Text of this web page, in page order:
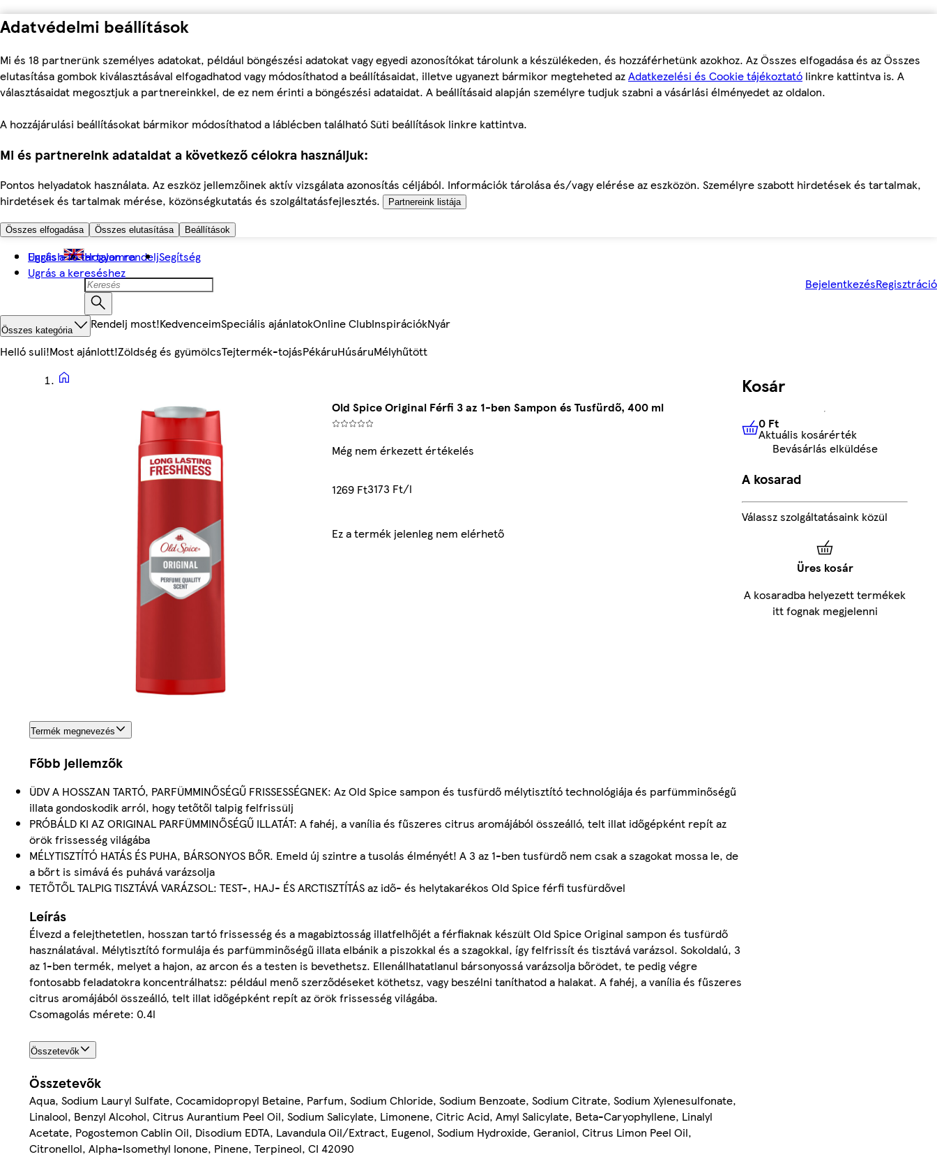
Adatvédelmi beállítások
Mi és 18 partnerünk személyes adatokat, például böngészési adatokat vagy egyedi azonosítókat tárolunk a készülékeden, és hozzáférhetünk azokhoz. Az Összes elfogadása és az Összes
elutasítása gombok kiválasztásával elfogadhatod vagy módosíthatod a beállításaidat, illetve ugyanezt bármikor megteheted azAdatkezelési és Cookie tájékoztató linkre kattintva is. A
választásaidat megosztjuk a partnereinkkel, de ez nem érinti a böngészési adataidat. A beállításaid alapján személyre tudjuk szabni a vásárlási élményedet az oldalon.
A hozzájárulási beállításokat bármikor módosíthatod a láblécben található Süti beállítások linkre kattintva.
Mi és partnereink adataidat a következő célokra használjuk:
Pontos helyadatok használata. Az eszköz jellemzőinek aktív vizsgálata azonosítás céljából. Információk tárolása és/vagy elérése az eszközön. Személyre szabott hirdetések és tartalmak,
hirdetések és tartalmak mérése, közönségkutatás és szolgáltatásfejlesztés.
Partnereink listája
Összes elfogadása Összes elutasítása Beállítások
Ugrás a fő tartalomra
Ugrás a kereséshez
English Hogyan rendeljSegítség
BejelentkezésRegisztráció
Összes kategória Rendelj most!KedvenceimSpeciális ajánlatokOnline ClubInspirációkNyár
Helló suli!Most ajánlott!Zöldség és gyümölcsTejtermék-tojásPékáruHúsáruMélyhűtött
Old Spice Original Férfi 3 az 1-ben Sampon és Tusfürdő, 400 ml
Még nem érkezett értékelés
1269 Ft3173 Ft/l
Ez a termék jelenleg nem elérhető
Termék megnevezés
Főbb jellemzők
ÜDV A HOSSZAN TARTÓ, PARFÜMMINŐSÉGŰ FRISSESSÉGNEK: Az Old Spice sampon és tusfürdő mélytisztító technológiája és parfümminőségű
illata gondoskodik arról, hogy tetőtől talpig felfrissülj
PRÓBÁLD KI AZ ORIGINAL PARFÜMMINŐSÉGŰ ILLATÁT: A fahéj, a vanília és fűszeres citrus aromájából összeálló, telt illat időgépként repít az
örök frissesség világába
MÉLYTISZTÍTÓ HATÁS ÉS PUHA, BÁRSONYOS BŐR. Emeld új szintre a tusolás élményét! A 3 az 1-ben tusfürdő nem csak a szagokat mossa le, de
a bőrt is simává és puhává varázsolja
TETŐTŐL TALPIG TISZTÁVÁ VARÁZSOL: TEST-, HAJ- ÉS ARCTISZTÍTÁS az idő- és helytakarékos Old Spice férfi tusfürdővel
Leírás
Élvezd a felejthetetlen, hosszan tartó frissesség és a magabiztosság illatfelhőjét a férfiaknak készült Old Spice Original sampon és tusfürdő
használatával. Mélytisztító formulája és parfümminőségű illata elbánik a piszokkal és a szagokkal, így felfrissít és tisztává varázsol. Sokoldalú, 3
az 1-ben termék, melyet a hajon, az arcon és a testen is bevethetsz. Ellenállhatatlanul bársonyossá varázsolja bőrödet, te pedig végre
fontosabb feladatokra koncentrálhatsz: például menő szerződéseket köthetsz, vagy beszélni taníthatod a halakat. A fahéj, a vanília és fűszeres
citrus aromájából összeálló, telt illat időgépként repít az örök frissesség világába.
Csomagolás mérete: 0.4l
Összetevők
Összetevők
Aqua, Sodium Lauryl Sulfate, Cocamidopropyl Betaine, Parfum, Sodium Chloride, Sodium Benzoate, Sodium Citrate, Sodium Xylenesulfonate,
Linalool, Benzyl Alcohol, Citrus Aurantium Peel Oil, Sodium Salicylate, Limonene, Citric Acid, Amyl Salicylate, Beta-Caryophyllene, Linalyl
Acetate, Pogostemon Cablin Oil, Disodium EDTA, Lavandula Oil/Extract, Eugenol, Sodium Hydroxide, Geraniol, Citrus Limon Peel Oil,
Citronellol, Alpha-Isomethyl Ionone, Pinene, Terpineol, CI 42090
Kosár
0 FtAktuális kosárérték
0 Ft
Aktuális kosárérték
Bevásárlás elküldése
A kosarad
Válassz szolgáltatásaink közül
Üres kosár
A kosaradba helyezett termékek
itt fognak megjelenni